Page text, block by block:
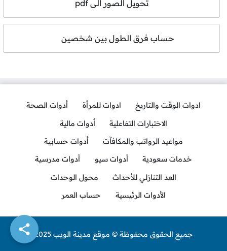
تحويل الصور الى pdf
حساب فرق الطول بين شخصين
ادوات الوقت والتاريخ ادوات للمرأة
أدوات الصحة
الاختبارات التفاعلية
أدوات مالية
مواعيد الرواتب والمكافآت
أدوات حسابية
خدمات سعودية
أدوات سيو
أدوات مدرسية
العد التنازلي للأحداث
محول الوحدات
الأدوات الرئيسية
حساب العمر
جميع الحقوق محفوظة © موقع مدينة الويب 2025